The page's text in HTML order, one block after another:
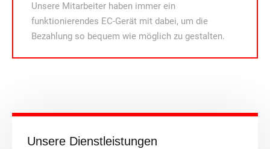
Unsere Dienstleistungen
Unsere Mitarbeiter haben immer ein
funktionierendes EC-Gerät mit dabei, um die
Bezahlung so bequem wie möglich zu gestalten.